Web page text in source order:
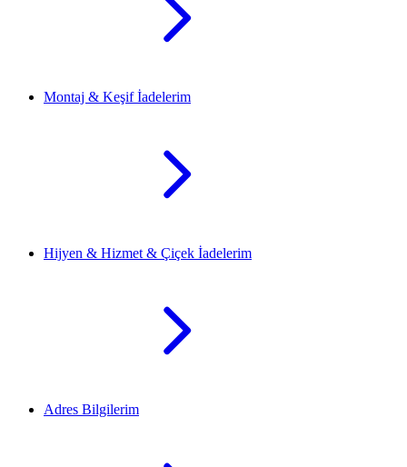
Montaj & Keşif İadelerim
Hijyen & Hizmet & Çiçek İadelerim
Adres Bilgilerim